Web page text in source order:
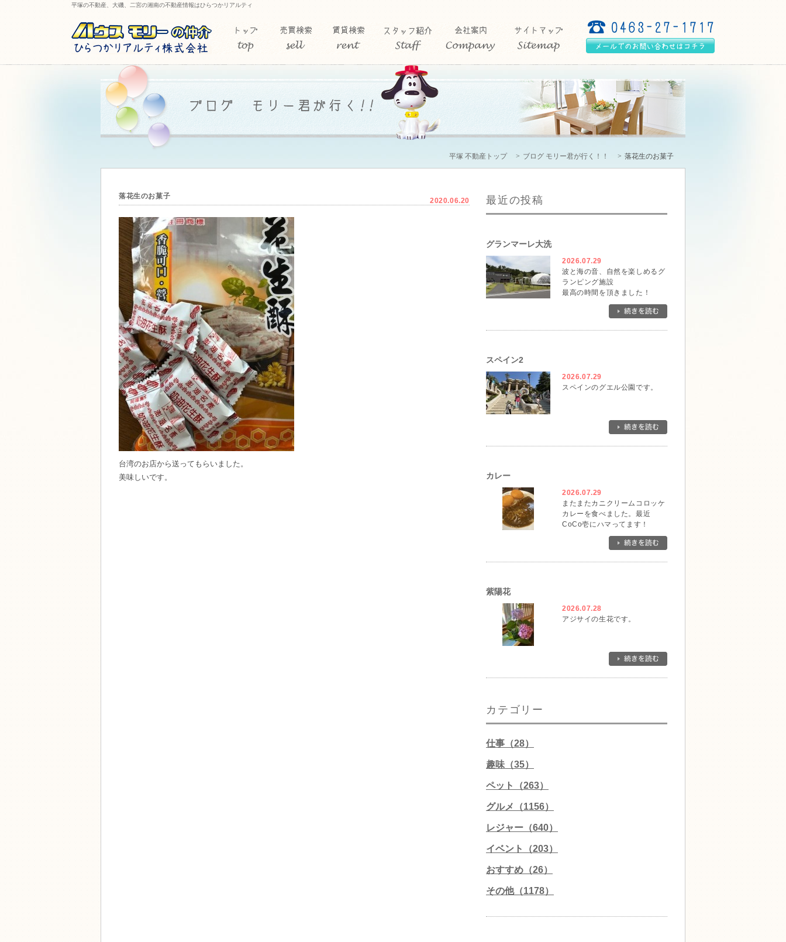
平塚の不動産、大磯、二宮の湘南の不動産情報はひらつかリアルティ
平塚 不動産トップ ブログ モリー君が行く！！ 落花生のお菓子
落花生のお菓子
2020.06.20
台湾のお店から送ってもらいました。
美味しいです。
最近の投稿
グランマーレ大洗
2026.07.29
波と海の音、自然を楽しめるグ
ランピング施設
最高の時間を頂きました！
スペイン2
2026.07.29
スペインのグエル公園です。
カレー
2026.07.29
またまたカニクリームコロッケ
カレーを食べました。最近
CoCo壱にハマってます！
紫陽花
2026.07.28
アジサイの生花です。
カテゴリー
仕事（28）
趣味（35）
ペット（263）
グルメ（1156）
レジャー（640）
イベント（203）
おすすめ（26）
その他（1178）